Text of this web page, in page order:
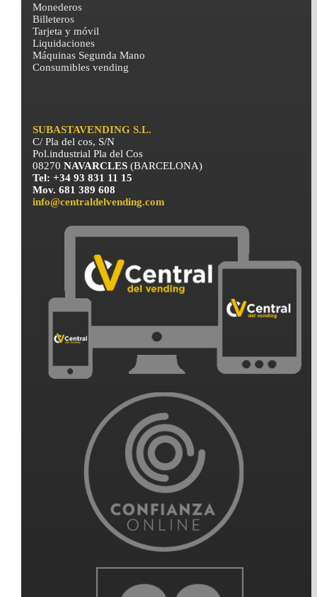
Monederos
Billeteros
Tarjeta y móvil
Liquidaciones
Máquinas Segunda Mano
Consumibles vending
SUBASTAVENDING S.L.
C/ Pla del cos, S/N
Pol.industrial Pla del Cos
08270NAVARCLES(BARCELONA)
Tel: +34 93 831 11 15
Mov. 681 389 608
info@centraldelvending.com